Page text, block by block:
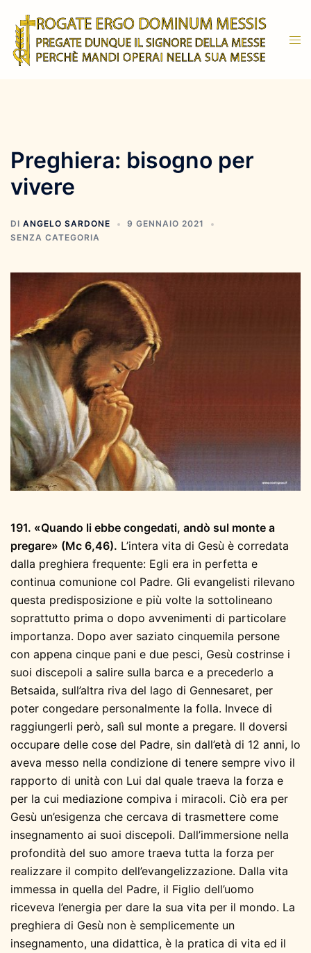
contenuto
Preghiera: bisogno per
vivere
DI ANGELO SARDONE
9 GENNAIO 2021
SENZA CATEGORIA
191. «Quando li ebbe congedati, andò sul monte a
pregare» (Mc 6,46). L’intera vita di Gesù è corredata
dalla preghiera frequente: Egli era in perfetta e
continua comunione col Padre. Gli evangelisti rilevano
questa predisposizione e più volte la sottolineano
soprattutto prima o dopo avvenimenti di particolare
importanza. Dopo aver saziato cinquemila persone
con appena cinque pani e due pesci, Gesù costrinse i
suoi discepoli a salire sulla barca e a precederlo a
Betsaida, sull’altra riva del lago di Gennesaret, per
poter congedare personalmente la folla. Invece di
raggiungerli però, salì sul monte a pregare. Il doversi
occupare delle cose del Padre, sin dall’età di 12 anni, lo
aveva messo nella condizione di tenere sempre vivo il
rapporto di unità con Lui dal quale traeva la forza e
per la cui mediazione compiva i miracoli. Ciò era per
Gesù un’esigenza che cercava di trasmettere come
insegnamento ai suoi discepoli. Dall’immersione nella
profondità del suo amore traeva tutta la forza per
realizzare il compito dell’evangelizzazione. Dalla vita
immessa in quella del Padre, il Figlio dell’uomo
riceveva l’energia per dare la sua vita per il mondo. La
preghiera di Gesù non è semplicemente un
insegnamento, una didattica, è la pratica di vita ed il